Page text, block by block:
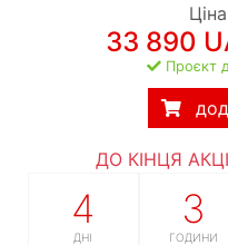
33 890
Проєкт
ДО КІНЦЯ
4
ДНІ
3
ГОДИНИ